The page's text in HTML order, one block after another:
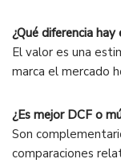
¿Qué diferencia
El valor es una
marca el mercado
¿Es mejor DCF o
Son
comparaciones